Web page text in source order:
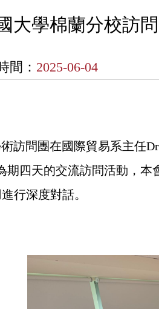
大學棉蘭分校訪
間： 2025-06-04
訪問團在國際貿易系主任
期四天的交流訪問活動，
行深度對話。